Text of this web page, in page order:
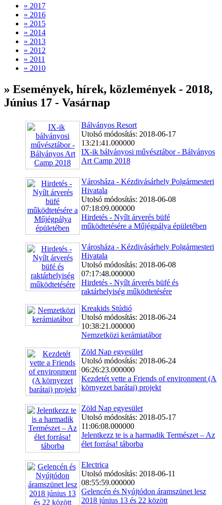
» 2017
» 2016
» 2015
» 2014
» 2013
» 2012
» 2011
» 2010
» Események, hírek, közlemények - 2018,
Június 17 - Vasárnap
Bálványos Resort
Utolsó módosítás: 2018-06-17
13:21:41.000000
IX-ik bálványosi művésztábor - Bálványos
Art Camp 2018
Városháza - Kézdivásárhely Polgármesteri
Hivatala
Utolsó módosítás: 2018-06-08
07:18:09.000000
Hirdetés - Nyílt árverés büfé
működtetésére a Műjégpálya épületében
Városháza - Kézdivásárhely Polgármesteri
Hivatala
Utolsó módosítás: 2018-06-08
07:17:48.000000
Hirdetés - Nyílt árverés büfé és
raktárhelyiség működtetésére
Kreakids Stúdió
Utolsó módosítás: 2018-06-24
10:38:21.000000
Nemzetközi kerámiatábor
Zöld Nap egyesület
Utolsó módosítás: 2018-06-24
06:26:23.000000
Kezdetét vette a Friends of environment (A
környezet barátai) projekt
Zöld Nap egyesület
Utolsó módosítás: 2018-05-17
11:06:08.000000
Jelentkezz te is a harmadik Természet – Az
élet forrása! táborba
Electrica
Utolsó módosítás: 2018-06-11
08:55:59.000000
Gelencén és Nyújtódon áramszünet lesz
2018 június 13 és 22 között